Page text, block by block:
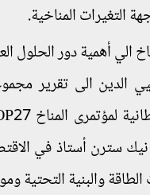
التغيرات المناخية.
الي أهمية دور الحلول
الدين الى تقرير
نيك سترن أستاذ في
والبنية التحتية